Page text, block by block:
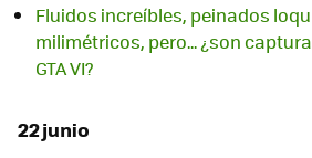
Fluidos increíbles, peinados
milimétricos, pero... ¿son
GTA VI?
22 junio